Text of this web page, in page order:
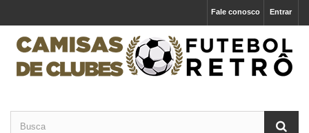
Entrar
Fale conosco